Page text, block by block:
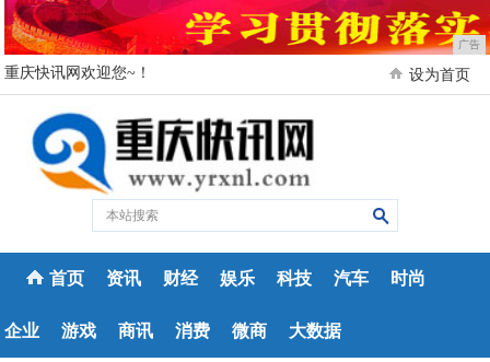
广告
重庆快讯网欢迎您~！ 设为首页
首页 资讯 财经 娱乐 科技 汽车 时尚
企业 游戏 商讯 消费 微商 大数据